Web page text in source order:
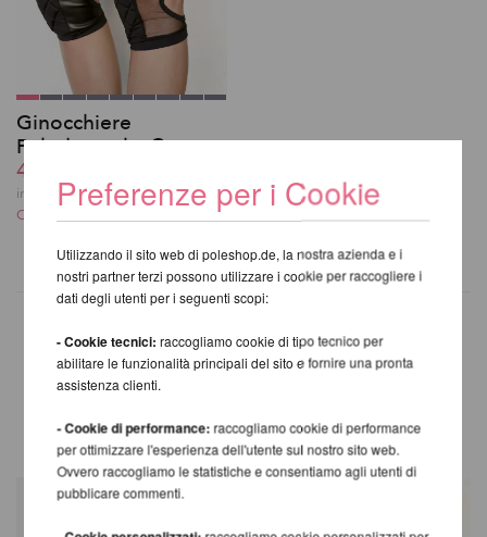
Ginocchiere
Poledancerka ©
42,35 EUR
incl. 20 % UST escl.
Costi di spedizione
ALTRI PRODOTTI DELLA
Preferenze per i Cookie
Utilizzando il sito web di poleshop.de, la nostra azienda e i
nostri partner terzi possono utilizzare i cookie per raccogliere i
dati degli utenti per i seguenti scopi:
- Cookie tecnici: raccogliamo cookie di tipo tecnico per
abilitare le funzionalità principali del sito e fornire una pronta
assistenza clienti.
- Cookie di performance: raccogliamo cookie di performance
per ottimizzare l'esperienza dell'utente sul nostro sito web.
Ovvero raccogliamo le statistiche e consentiamo agli utenti di
pubblicare commenti.